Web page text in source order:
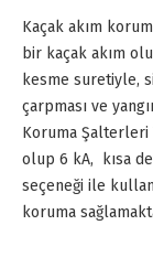
Kaçak akım
bir kaçak akım
kesme suretiyle,
çarpması ve
Koruma Şalterleri
olup 6 kA, kısa
seçeneği ile
koruma